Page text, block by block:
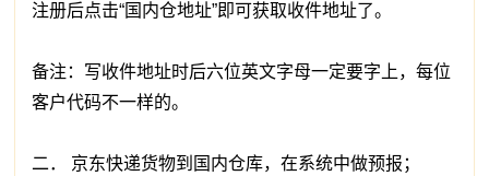
注册后点击“国内仓地址”即可获取收件地址了。
备注：写收件地址时后六位英文字母一定要字上，每位
客户代码不一样的。
二． 京东快递货物到国内仓库，在系统中做预报；